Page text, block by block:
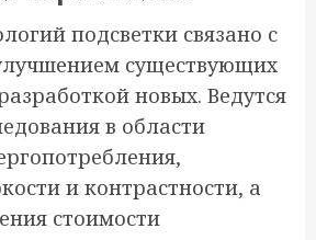
подсветки связано с
существующих
новых. Ведутся
в области
и контрастности, а
стоимости